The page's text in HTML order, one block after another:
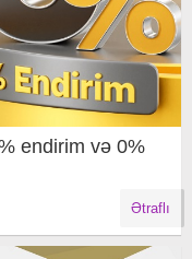
endirim və 0%
Ətraflı